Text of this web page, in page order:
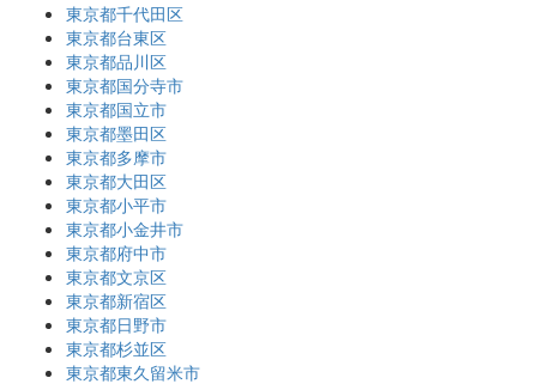
東京都千代田区
東京都台東区
東京都品川区
東京都国分寺市
東京都国立市
東京都墨田区
東京都多摩市
東京都大田区
東京都小平市
東京都小金井市
東京都府中市
東京都文京区
東京都新宿区
東京都日野市
東京都杉並区
東京都東久留米市